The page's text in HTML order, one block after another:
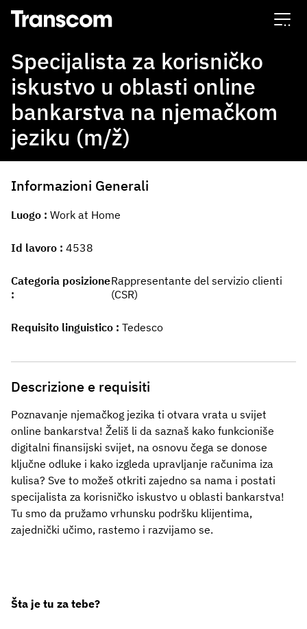
Transcom
Specijalista za korisničko
iskustvo u oblasti online
bankarstva na njemačkom
jeziku (m/ž)
Informazioni Generali
Luogo Work at Home
Id lavoro 4538
Categoria posizioneRappresentante del servizio clienti
(CSR)
Requisito linguistico Tedesco
Descrizione e requisiti
Poznavanje njemačkog jezika ti otvara vrata u svijet
online bankarstva! Želiš li da saznaš kako funkcioniše
digitalni finansijski svijet, na osnovu čega se donose
ključne odluke i kako izgleda upravljanje računima iza
kulisa? Sve to možeš otkriti zajedno sa nama i postati
specijalista za korisničko iskustvo u oblasti bankarstva!
Tu smo da pružamo vrhunsku podršku klijentima,
zajednički učimo, rastemo i razvijamo se.
Šta je tu za tebe?